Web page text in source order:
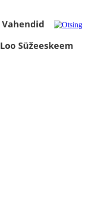
Vahendid
Loo Süžeeskeem